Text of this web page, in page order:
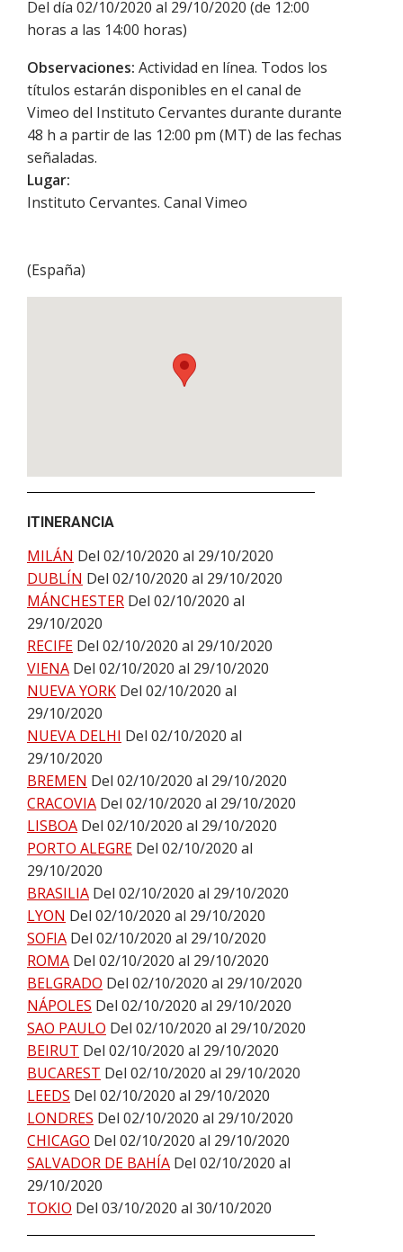
Del día 02/10/2020 al 29/10/2020 (de 12:00
horas a las 14:00 horas)
Observaciones: Actividad en línea. Todos los
títulos estarán disponibles en el canal de
Vimeo del Instituto Cervantes durante durante
48 h a partir de las 12:00 pm (MT) de las fechas
señaladas.
Lugar:
Instituto Cervantes. Canal Vimeo
(España)
ITINERANCIA
MILÁN Del 02/10/2020 al 29/10/2020
DUBLÍN Del 02/10/2020 al 29/10/2020
MÁNCHESTER Del 02/10/2020 al
29/10/2020
RECIFE Del 02/10/2020 al 29/10/2020
VIENA Del 02/10/2020 al 29/10/2020
NUEVA YORK Del 02/10/2020 al
29/10/2020
NUEVA DELHI Del 02/10/2020 al
29/10/2020
BREMEN Del 02/10/2020 al 29/10/2020
CRACOVIA Del 02/10/2020 al 29/10/2020
LISBOA Del 02/10/2020 al 29/10/2020
PORTO ALEGRE Del 02/10/2020 al
29/10/2020
BRASILIA Del 02/10/2020 al 29/10/2020
LYON Del 02/10/2020 al 29/10/2020
SOFIA Del 02/10/2020 al 29/10/2020
ROMA Del 02/10/2020 al 29/10/2020
BELGRADO Del 02/10/2020 al 29/10/2020
NÁPOLES Del 02/10/2020 al 29/10/2020
SAO PAULO Del 02/10/2020 al 29/10/2020
BEIRUT Del 02/10/2020 al 29/10/2020
BUCAREST Del 02/10/2020 al 29/10/2020
LEEDS Del 02/10/2020 al 29/10/2020
LONDRES Del 02/10/2020 al 29/10/2020
CHICAGO Del 02/10/2020 al 29/10/2020
SALVADOR DE BAHÍA Del 02/10/2020 al
29/10/2020
TOKIO Del 03/10/2020 al 30/10/2020